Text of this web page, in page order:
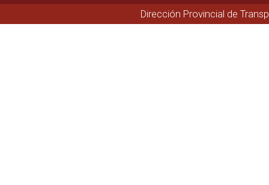
Dirección Provincial de